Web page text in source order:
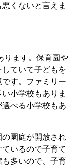
くないと言えま
ります。保育園や
ていて子どもを
す。ファミリー
小学校もありま
べる小学校もあ
園庭が開放され
いるので子育て
も多いので、子育